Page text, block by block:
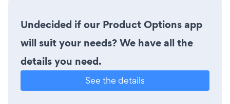
Undecided if our Product Options app
will suit your needs? We have all the
details you need.
See the details